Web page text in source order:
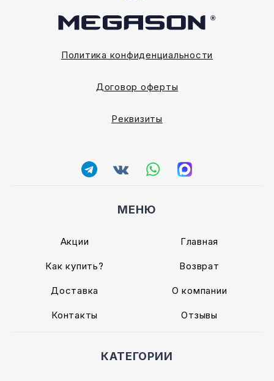
Политика конфиденциальности
Договор оферты
Реквизиты
МЕНЮ
Акции Главная
Как купить? Возврат
Доставка О компании
Контакты Отзывы
КАТЕГОРИИ